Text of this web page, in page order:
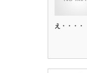
え・・・・